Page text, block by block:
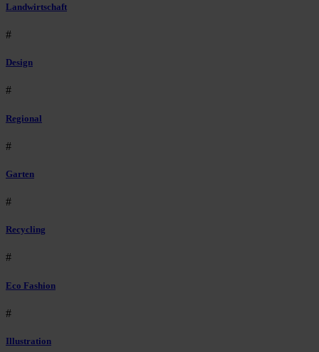
Landwirtschaft
#
Design
#
Regional
#
Garten
#
Recycling
#
Eco Fashion
#
Illustration